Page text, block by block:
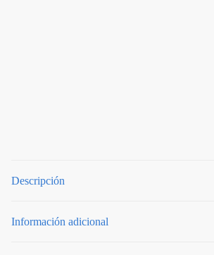
Descripción
Información adicional